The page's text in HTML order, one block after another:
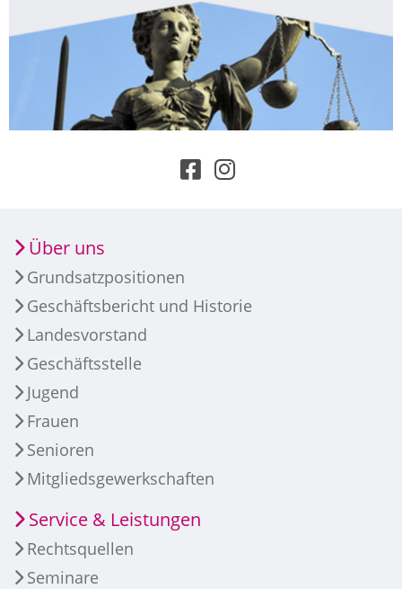
Über uns
Grundsatzpositionen
Geschäftsbericht und Historie
Landesvorstand
Geschäftsstelle
Jugend
Frauen
Senioren
Mitgliedsgewerkschaften
Service & Leistungen
Rechtsquellen
Seminare